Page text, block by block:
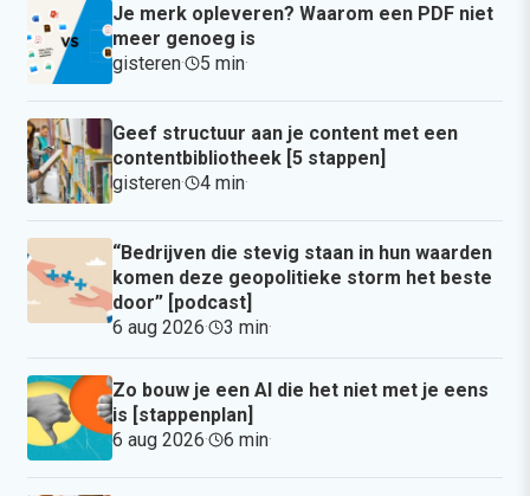
Je merk opleveren? Waarom een PDF niet
meer genoeg is
gisteren· 5 min·
Geef structuur aan je content met een
contentbibliotheek [5 stappen]
gisteren· 4 min·
“Bedrijven die stevig staan in hun waarden
komen deze geopolitieke storm het beste
door” [podcast]
6 aug 2026· 3 min·
Zo bouw je een AI die het niet met je eens
is [stappenplan]
6 aug 2026· 6 min·